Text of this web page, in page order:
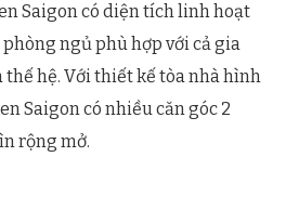
Saigon có diện tích linh hoạt
ngủ phù hợp với cả gia
hệ. Với thiết kế tòa nhà hình
Saigon có nhiều căn góc 2
rộng mở.